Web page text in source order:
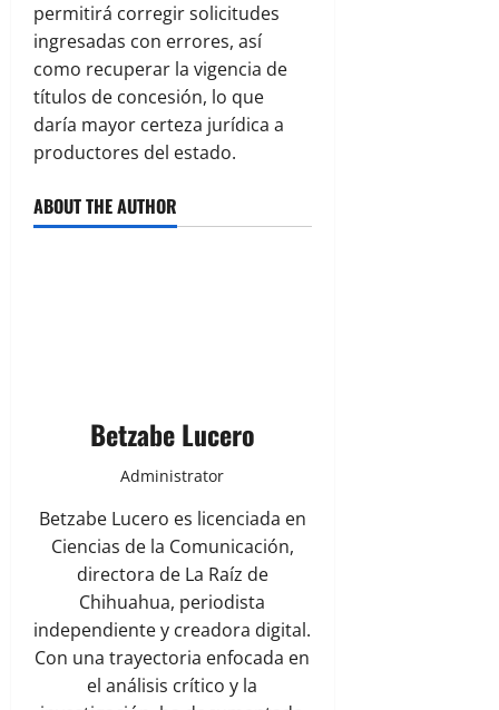
permitirá corregir solicitudes
ingresadas con errores, así
como recuperar la vigencia de
títulos de concesión, lo que
daría mayor certeza jurídica a
productores del estado.
ABOUT THE AUTHOR
Betzabe Lucero
Administrator
Betzabe Lucero es licenciada en
Ciencias de la Comunicación,
directora de La Raíz de
Chihuahua, periodista
independiente y creadora digital.
Con una trayectoria enfocada en
el análisis crítico y la